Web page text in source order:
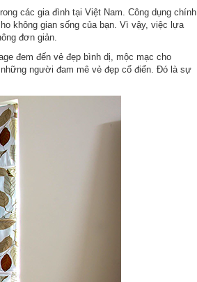
các gia đình tại Việt Nam. Công dụng chính
không gian sống của bạn. Vì vậy, việc lựa
đơn giản.
đem đến vẻ đẹp bình dị, mộc mạc cho
người đam mê vẻ đẹp cổ điển. Đó là sự